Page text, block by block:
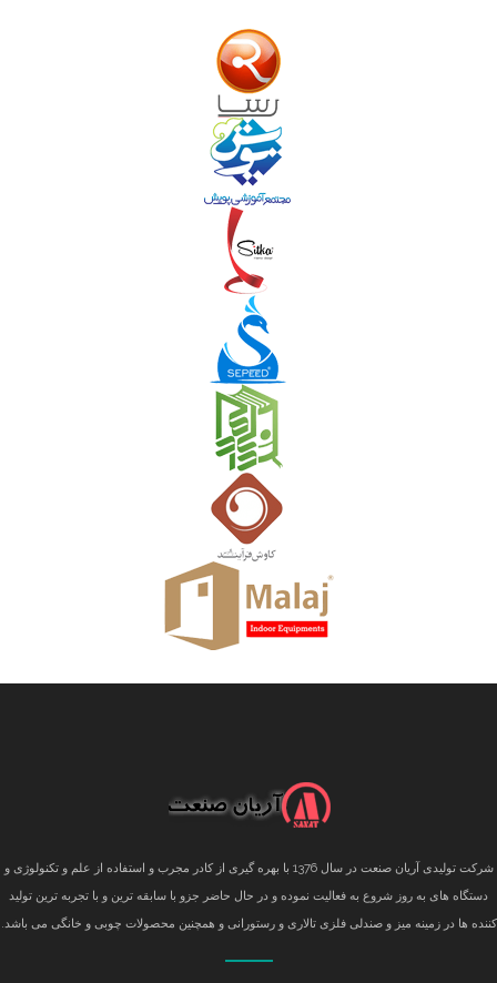
شرکت تولیدی آریان صنعت در سال 1376 با بهره گیری از کادر مجرب و استفاده از علم و تکنولوژی و
دستگاه های به روز شروع به فعالیت نموده و در حال حاضر جزو با سابقه ترین و با تجربه ترین تولید
کننده ها در زمینه میز و صندلی فلزی تالاری و رستورانی و همچنین محصولات چوبی و خانگی می باشد.